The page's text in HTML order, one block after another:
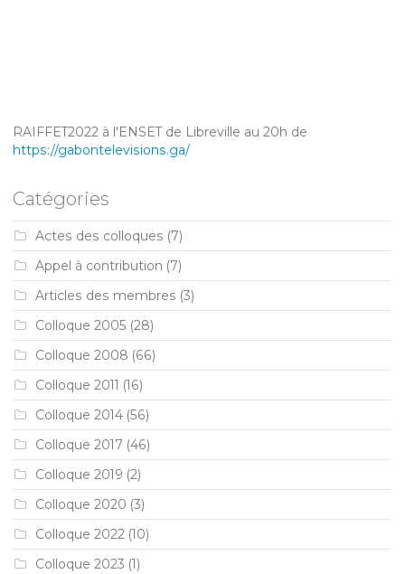
RAIFFET2022 à l'ENSET de Libreville au 20h de
https://gabontelevisions.ga/
Catégories
Actes des colloques (7)
Appel à contribution (7)
Articles des membres (3)
Colloque 2005 (28)
Colloque 2008 (66)
Colloque 2011 (16)
Colloque 2014 (56)
Colloque 2017 (46)
Colloque 2019 (2)
Colloque 2020 (3)
Colloque 2022 (10)
Colloque 2023 (1)